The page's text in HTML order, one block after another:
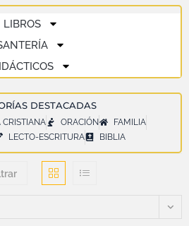
LIBROS
DESTACADAS
CRISTIANA ORACIÓN
FAMILIA
LECTO-ESCRITURA BIBLIA